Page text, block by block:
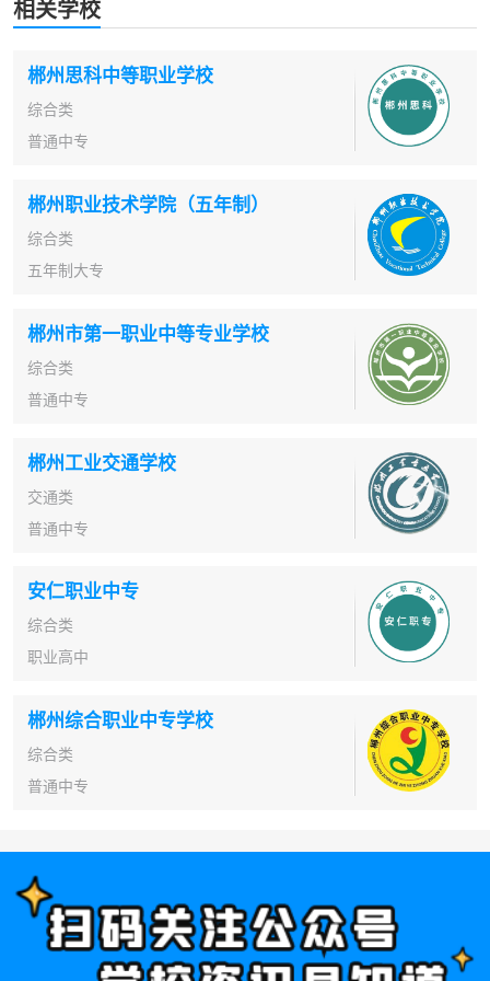
相关学校
郴州思科中等职业学校
综合类
普通中专
郴州职业技术学院（五年制）
综合类
五年制大专
郴州市第一职业中等专业学校
综合类
普通中专
郴州工业交通学校
交通类
普通中专
安仁职业中专
综合类
职业高中
郴州综合职业中专学校
综合类
普通中专